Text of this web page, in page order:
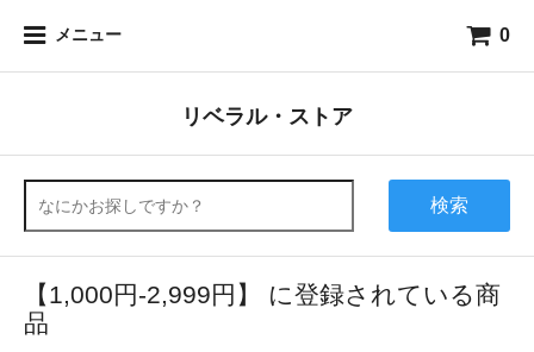
メニュー 0
リベラル・ストア
検索
【1,000円-2,999円】 に登録されている商
品